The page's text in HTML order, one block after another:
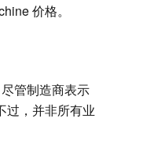
价格。
管制造商表示
过，并非所有业